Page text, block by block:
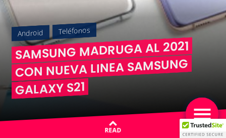
Android Teléfonos
SAMSUNG MADRUGA AL 2021
CON NUEVA LINEA SAMSUNG
GALAXY S21
READ